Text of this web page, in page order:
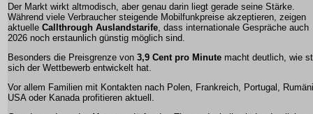
Der Markt wirkt altmodisch, aber genau darin liegt gerade seine Stärke.
Während viele Verbraucher steigende Mobilfunkpreise akzeptieren, zeigen
aktuelle Callthrough Auslandstarife , dass internationale Gespräche auch
2026 noch erstaunlich günstig möglich sind.
Besonders die Preisgrenze von 3,9 Cent pro Minute macht deutlich, wie
sich der Wettbewerb entwickelt hat.
Vor allem Familien mit Kontakten nach Polen, Frankreich, Portugal,
USA oder Kanada profitieren aktuell.